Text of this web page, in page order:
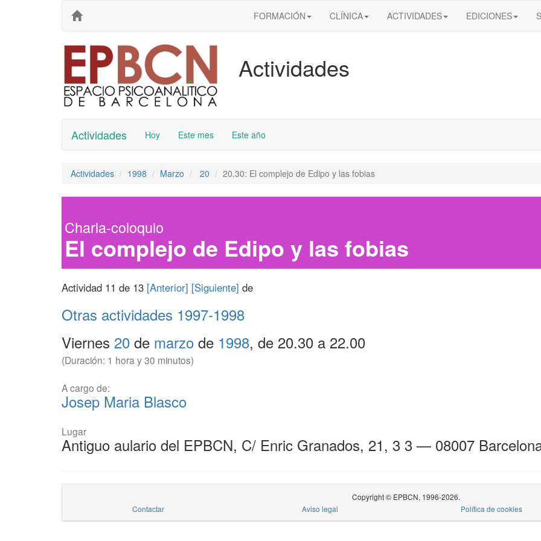
FORMACIÓN CLÍNICA ACTIVIDADES EDICIONES
Actividades
Actividades Hoy Este mes Este año
Actividades 1998 Marzo 20 20.30: El complejo de Edipo y las fobias
Charla-coloquio
El complejo de Edipo y las fobias
Actividad 11 de 13 [Anterior] [Siguiente] de
Otras actividades 1997-1998
Viernes 20 de marzo de 1998, de 20.30 a 22.00
(Duración: 1 hora y 30 minutos)
A cargo de:
Josep Maria Blasco
Lugar
Antiguo aulario del EPBCN, C/ Enric Granados, 21, 3 3 — 08007
Copyright © EPBCN, 1996-2026.
Contactar
Aviso legal Política de cookies